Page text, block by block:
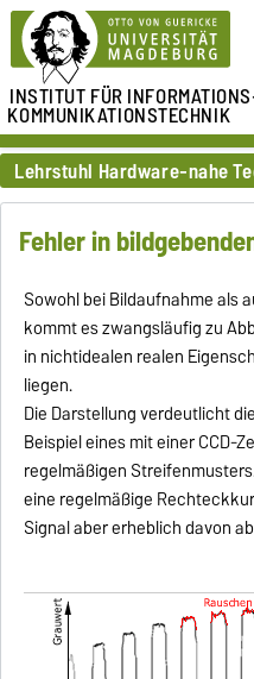
INSTITUT FÜR
KOMMUNIKATIONSTECHNIK
Lehrstuhl Hardware-nahe
Fehler in
Sowohl bei Bildaufnahme als
kommt es zwangsläufig zu
in nichtidealen realen
liegen.
Die Darstellung verdeutlicht
Beispiel eines mit einer CCD-
regelmäßigen
eine regelmäßige
Signal aber erheblich davon